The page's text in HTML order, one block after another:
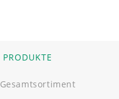
PRODUKTE
Gesamtsortiment